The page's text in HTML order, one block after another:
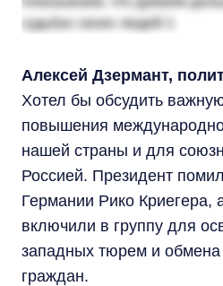
Алексей Дзермант,
Хотел бы обсудить
повышения
нашей страны и для
Россией. Президент
Германии Рико Криегера,
включили в группу для
западных тюрем и обмена
граждан.